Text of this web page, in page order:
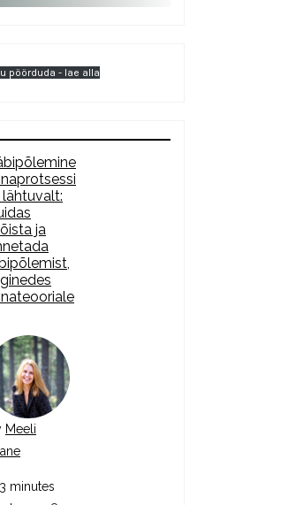
pöörduda - lae alla
ja
Meeli
3 minutes